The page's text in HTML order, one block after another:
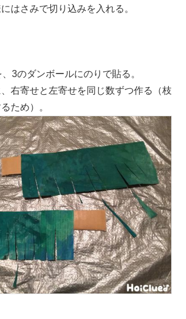
はさみで切り込みを入れる。
3のダンボールにのりで貼る。
右寄せと左寄せを同じ数ずつ作る（枝
ため）。